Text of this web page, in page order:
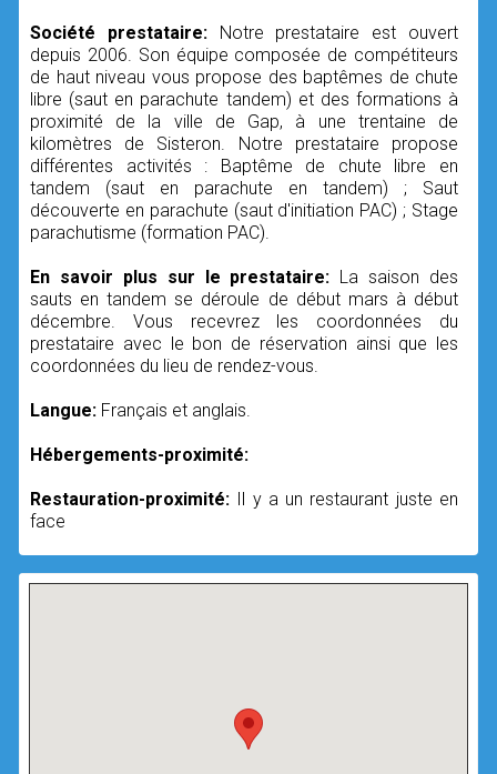
Société prestataire: Notre prestataire est ouvert
depuis 2006. Son équipe composée de compétiteurs
de haut niveau vous propose des baptêmes de chute
libre (saut en parachute tandem) et des formations à
proximité de la ville de Gap, à une trentaine de
kilomètres de Sisteron. Notre prestataire propose
différentes activités : Baptême de chute libre en
tandem (saut en parachute en tandem) ; Saut
découverte en parachute (saut d'initiation PAC) ; Stage
parachutisme (formation PAC).
En savoir plus sur le prestataire: La saison des
sauts en tandem se déroule de début mars à début
décembre. Vous recevrez les coordonnées du
prestataire avec le bon de réservation ainsi que les
coordonnées du lieu de rendez-vous.
Langue: Français et anglais.
Hébergements-proximité:
Restauration-proximité: Il y a un restaurant juste en
face